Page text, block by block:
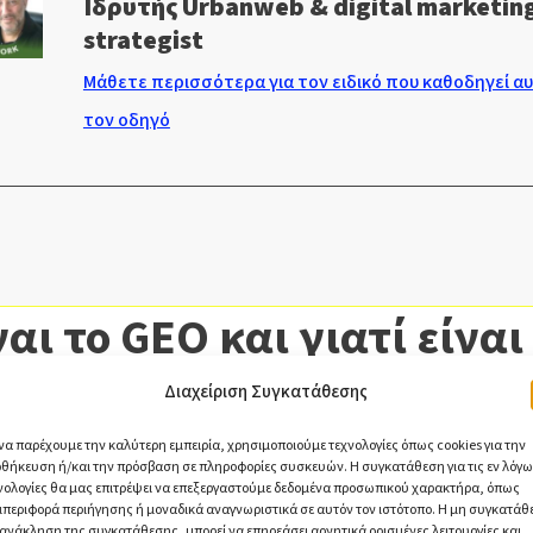
Διαχείριση Συγκατάθεσης
παρέχουμε την καλύτερη εμπειρία, χρησιμοποιούμε τεχνολογίες όπως cookies για την
ή/και την πρόσβαση σε πληροφορίες συσκευών. Η συγκατάθεση για τις εν λόγω
θα μας επιτρέψει να επεξεργαστούμε δεδομένα προσωπικού χαρακτήρα, όπως
περιήγησης ή μοναδικά αναγνωριστικά σε αυτόν τον ιστότοπο. Η μη
strategist
Μάθετε περισσότερα για τον ειδικό που καθοδηγεί
τον οδηγό
το GEO και γιατί
της ψηφιακής
Engine Optimization) είναι η στρατηγική διαδικασία
του ψηφιακού περιεχομένου ώστε να αναγνωρίζεται